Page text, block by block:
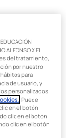
que combina
la
desarrollo
en el presente
de datos
ALFONSO X EL
del tratamiento,
por nuestro
para
de usuario, y
personalizados.
. Puede
en el botón
clic en el botón
clic en el botón